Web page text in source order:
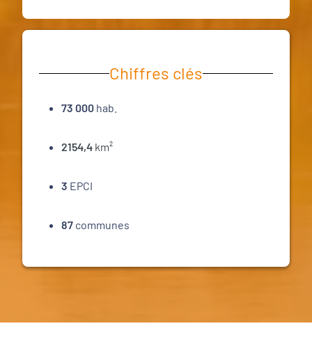
Chiffres clés
73 000 hab.
2154,4 km²
3 EPCI
87 communes